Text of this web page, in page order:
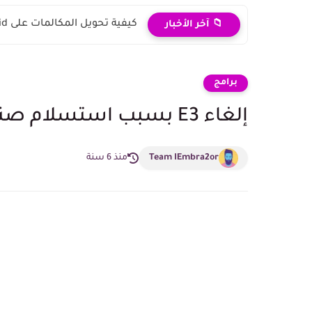
📁 آخر الأخبار كيفية تحويل المكالمات على Android و iPhone
برامج
إلغاء E3 بسبب استسلام صناعة الألعاب ببسبب فيروس كورونا
Team IEmbra2or منذ 6 سنة